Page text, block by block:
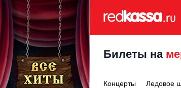
Билеты на
Концерты Ледовое